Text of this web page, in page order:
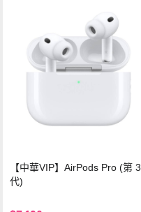
【中華VIP】AirPods Pro (第 3
代)